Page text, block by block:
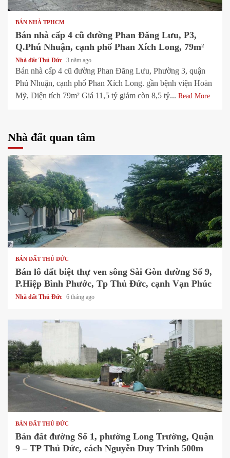
BÁN NHÀ TPHCM
Bán nhà cấp 4 cũ đường Phan Đăng Lưu, P3,
Q.Phú Nhuận, cạnh phố Phan Xích Long, 79m²
Nhà đất Thủ Đức 3 năm ago
Bán nhà cấp 4 cũ đường Phan Đăng Lưu, Phường 3, quận
Phú Nhuận, cạnh phố Phan Xích Long. gần bệnh viện Hoàn
Mỹ, Diện tích 79m² Giá 11,5 tỷ giảm còn 8,5 tỷ... Read More
Nhà đất quan tâm
1 min read
BÁN ĐẤT THỦ ĐỨC
Bán lô đất biệt thự ven sông Sài Gòn đường Số 9,
P.Hiệp Bình Phước, Tp Thủ Đức, cạnh Vạn Phúc
Nhà đất Thủ Đức 6 tháng ago
1 min read
BÁN ĐẤT THỦ ĐỨC
Bán đất đường Số 1, phường Long Trường, Quận
9 – TP Thủ Đức, cách Nguyễn Duy Trinh 500m